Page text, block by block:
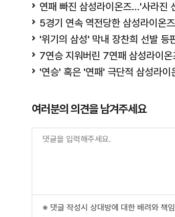
연패 빠진 삼성라이온즈…'사라진
5경기 연속 역전당한 삼성라이온
'위기의 삼성' 막내 장찬희 선발
7연승 지워버린 7연패 삼성라이
'연승' 혹은 '연패' 극단적 삼성라이
여러분의 의견을 남겨주세요
※ 댓글 작성시 상대방에 대한 배려와 책